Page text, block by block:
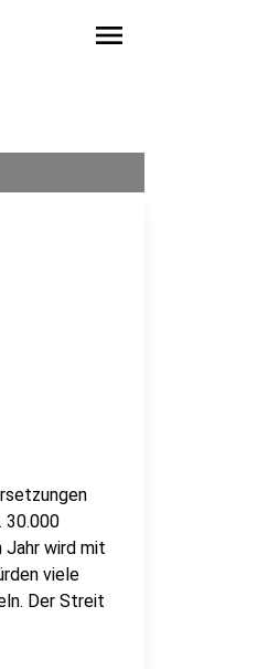
menu
30.000
Jahr wird mit
viele
Der Streit